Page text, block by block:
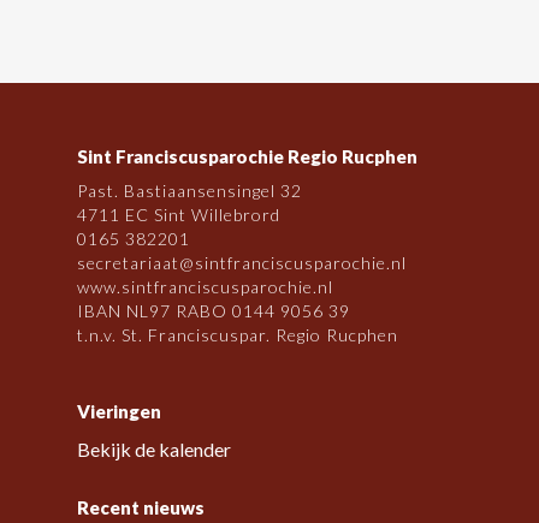
Sint Franciscusparochie Regio Rucphen
Past. Bastiaansensingel 32
4711 EC Sint Willebrord
0165 382201
secretariaat@sintfranciscusparochie.nl
www.sintfranciscusparochie.nl
IBAN NL97 RABO 0144 9056 39
t.n.v. St. Franciscuspar. Regio Rucphen
Vieringen
Bekijk de kalender
Recent nieuws